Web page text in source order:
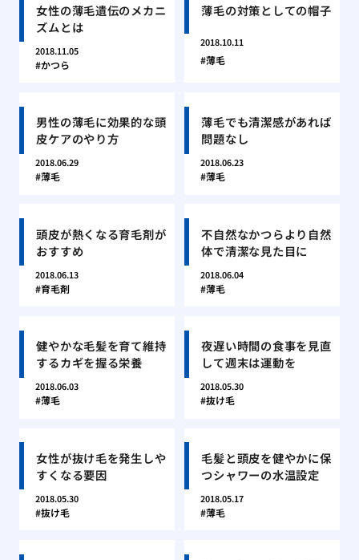
女性の薄毛遺伝のメカニ
ズムとは
2018.11.05
かつら
薄毛の対策としての帽子
2018.10.11
薄毛
男性の薄毛に効果的な頭
皮ケアのやり方
2018.06.29
薄毛
薄毛でも清潔感があれば
問題なし
2018.06.23
薄毛
頭皮が熱くなる育毛剤が
おすすめ
2018.06.13
育毛剤
不自然なかつらより自然
体で清潔な見た目に
2018.06.04
薄毛
健やかな毛髪を育て維持
するカギを握る栄養
2018.06.03
薄毛
夜遅い時間の食事を見直
して週末は運動を
2018.05.30
抜け毛
女性が抜け毛を発生しや
すくなる要因
2018.05.30
抜け毛
毛髪と頭皮を健やかに保
つシャワーの水温設定
2018.05.17
薄毛